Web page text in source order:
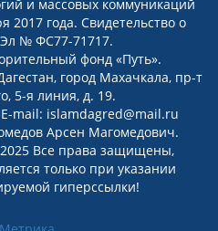
и массовых коммуникаций
2017 года. Свидетельство о
№ ФС77-71717.
фонд «Путь».
город Махачкала, пр-т
5-я линия, д. 19.
mail: islamdagred@mail.ru
Арсен Магомедович.
2025 Все права защищены,
только при указании
гиперссылки!